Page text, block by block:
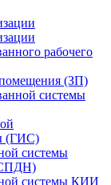
рабочего
(ЗП)
системы
(ГИС)
системы
системы КИИ